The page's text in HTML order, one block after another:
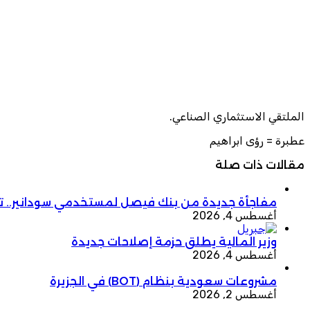
الملتقي الاستثماري الصناعي.
عطبرة = رؤى ابراهيم
مقالات ذات صلة
مفاجأة جديدة من بنك فيصل لمستخدمي سودانير..
أغسطس 4, 2026
وزير المالية يطلق حزمة إصلاحات جديدة
أغسطس 4, 2026
مشروعات سعودية بنظام (BOT) في الجزيرة
أغسطس 2, 2026